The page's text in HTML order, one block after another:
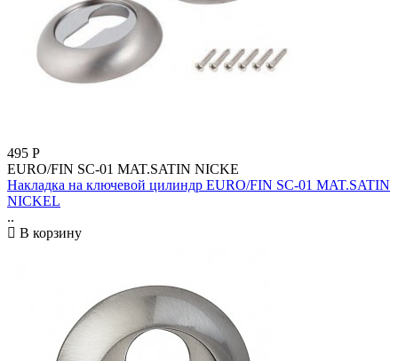
495 Р
EURO/FIN SC-01 MAT.SATIN NICKE
Накладка на ключевой цилиндр EURO/FIN SC-01 MAT.SATIN
NICKEL
..
В корзину